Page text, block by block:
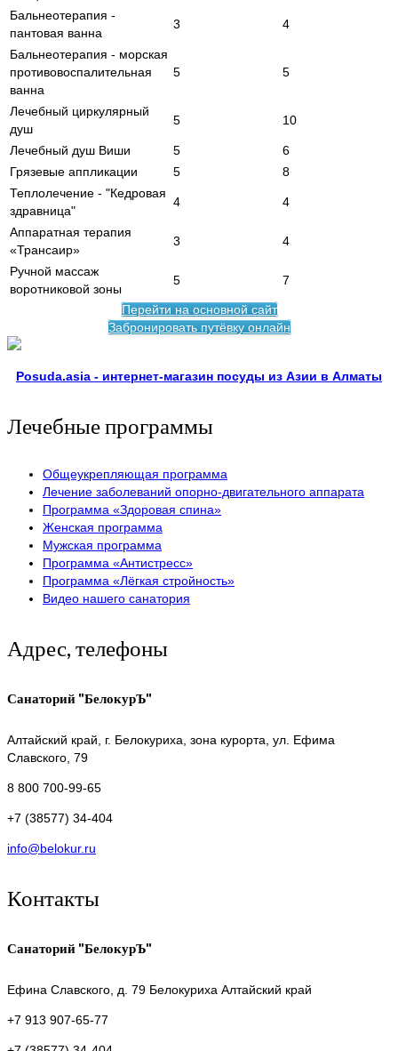
Бальнеотерапия -
пантовая ванна
3 4
Бальнеотерапия - морская
противовоспалительная
ванна
5 5
Лечебный циркулярный
душ
5 10
Лечебный душ Виши 5
6
Грязевые аппликации
5
8
Теплолечение - "Кедровая
здравница"
4 4
Аппаратная терапия
«Трансаир»
3 4
Ручной массаж
воротниковой зоны
5 7
Перейти на основной сайт
Забронировать путёвку онлайн
Posuda.asia - интернет-магазин посуды из Азии в Алматы
Лечебные программы
Общеукрепляющая программа
Лечение заболеваний опорно-двигательного аппарата
Программа «Здоровая спина»
Женская программа
Мужская программа
Программа «Антистресс»
Программа «Лёгкая стройность»
Видео нашего санатория
Адрес, телефоны
Санаторий "БелокурЪ"
Алтайский край, г. Белокуриха, зона курорта, ул. Ефима
Славского, 79
8 800 700-99-65
+7 (38577) 34-404
info@belokur.ru
Контакты
Санаторий "БелокурЪ"
Ефина Славского, д. 79 Белокуриха Алтайский край
+7 913 907-65-77